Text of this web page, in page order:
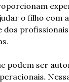
o filho com
dos
podem ser